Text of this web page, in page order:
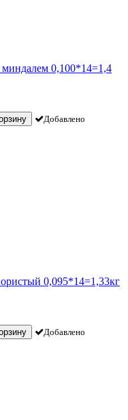
0,100*14=1,4
Добавлено
0,095*14=1,33кг
Добавлено